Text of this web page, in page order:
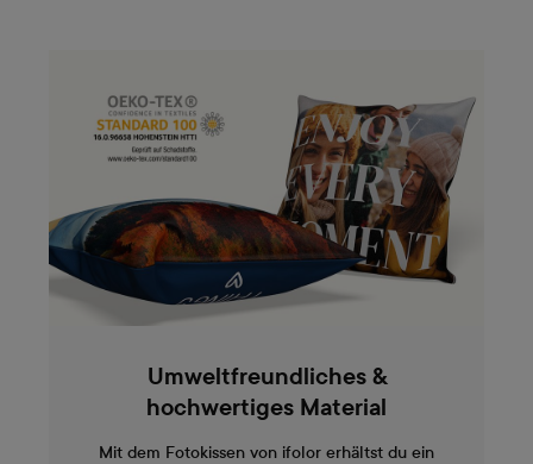
Umweltfreundliches &
hochwertiges Material
Mit dem Fotokissen von ifolor erhältst du ein